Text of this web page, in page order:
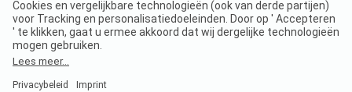
Imprint
Jouw privacy
Voorwaarden
Wet digitale diensten